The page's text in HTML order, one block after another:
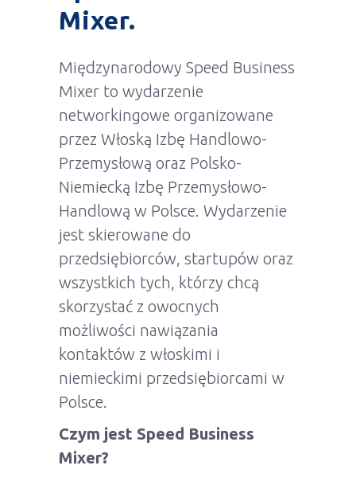
Mixer.
Międzynarodowy Speed Business
Mixer to wydarzenie
networkingowe organizowane
przez Włoską Izbę Handlowo-
Przemysłową oraz Polsko-
Niemiecką Izbę Przemysłowo-
Handlową w Polsce. Wydarzenie
jest skierowane do
przedsiębiorców, startupów oraz
wszystkich tych, którzy chcą
skorzystać z owocnych
możliwości nawiązania
kontaktów z włoskimi i
niemieckimi przedsiębiorcami w
Polsce.
Czym jest Speed Business
Mixer?